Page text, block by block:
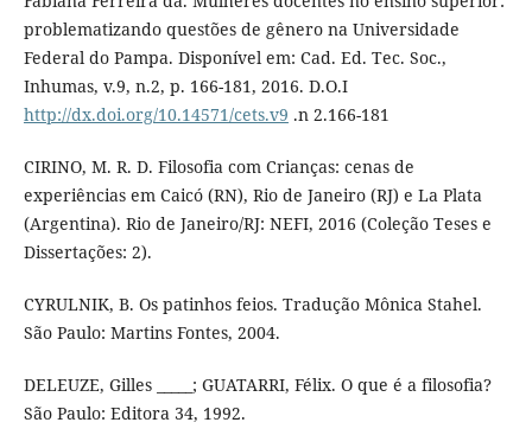
problematizando questões de gênero na Universidade
Federal do Pampa. Disponível em: Cad. Ed. Tec. Soc.,
Inhumas, v.9, n.2, p. 166-181, 2016. D.O.I
http://dx.doi.org/10.14571/cets.v9 .n 2.166-181
CIRINO, M. R. D. Filosofia com Crianças: cenas de
experiências em Caicó (RN), Rio de Janeiro (RJ) e La Plata
(Argentina). Rio de Janeiro/RJ: NEFI, 2016 (Coleção Teses e
Dissertações: 2).
CYRULNIK, B. Os patinhos feios. Tradução Mônica Stahel.
São Paulo: Martins Fontes, 2004.
DELEUZE, Gilles _____; GUATARRI, Félix. O que é a filosofia?
São Paulo: Editora 34, 1992.